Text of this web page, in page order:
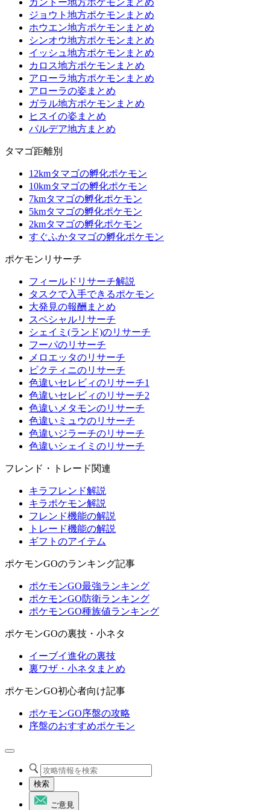
カントー地方ポケモンまとめ
ジョウト地方ポケモンまとめ
ホウエン地方ポケモンまとめ
シンオウ地方ポケモンまとめ
イッシュ地方ポケモンまとめ
カロス地方ポケモンまとめ
アローラ地方ポケモンまとめ
アローラの姿まとめ
ガラル地方ポケモンまとめ
ヒスイの姿まとめ
パルデア地方まとめ
タマゴ距離別
12kmタマゴの孵化ポケモン
10kmタマゴの孵化ポケモン
7kmタマゴの孵化ポケモン
5kmタマゴの孵化ポケモン
2kmタマゴの孵化ポケモン
すぐふかタマゴの孵化ポケモン
ポケモンリサーチ
フィールドリサーチ解説
タスクで入手できるポケモン
大発見の報酬まとめ
スペシャルリサーチ
シェイミ(ランド)のリサーチ
フーパのリサーチ
メロエッタのリサーチ
ビクティニのリサーチ
色違いセレビィのリサーチ1
色違いセレビィのリサーチ2
色違いメタモンのリサーチ
色違いミュウのリサーチ
色違いジラーチのリサーチ
色違いシェイミのリサーチ
フレンド・トレード関連
キラフレンド解説
キラポケモン解説
フレンド機能の解説
トレード機能の解説
ギフトのアイテム
ポケモンGOのランキング記事
ポケモンGO最強ランキング
ポケモンGO防衛ランキング
ポケモンGO種族値ランキング
ポケモンGOの裏技・小ネタ
イーブイ進化の裏技
裏ワザ・小ネタまとめ
ポケモンGO初心者向け記事
ポケモンGO序盤の攻略
序盤のおすすめポケモン
検索
ご意見